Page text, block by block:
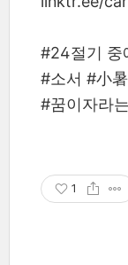
#24절기 중
#소서 #小
#꿈이자라
1